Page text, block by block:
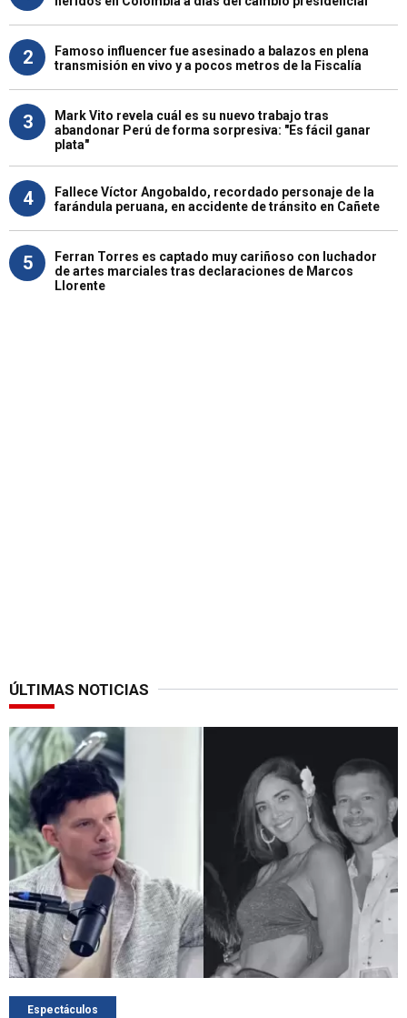
2
Famoso influencer fue asesinado a balazos en plena
transmisión en vivo y a pocos metros de la Fiscalía
3
Mark Vito revela cuál es su nuevo trabajo tras
abandonar Perú de forma sorpresiva: "Es fácil ganar
plata"
4
Fallece Víctor Angobaldo, recordado personaje de la
farándula peruana, en accidente de tránsito en Cañete
5
Ferran Torres es captado muy cariñoso con luchador
de artes marciales tras declaraciones de Marcos
Llorente
ÚLTIMAS NOTICIAS
Espectáculos